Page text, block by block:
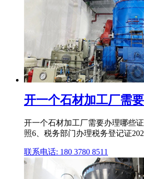
开一个石材加工厂需
开一个石材加工厂需要办理哪些
照6、税务部门办理税务登记证
联系电话: 180 3780 8511